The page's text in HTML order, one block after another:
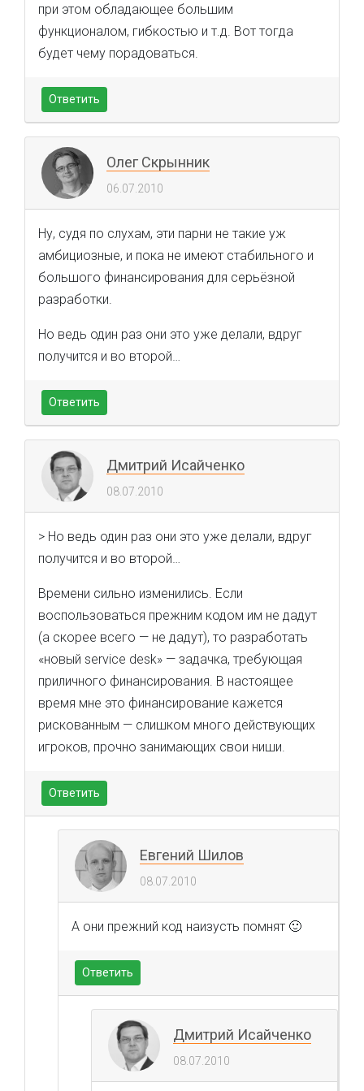
при этом обладающее большим
функционалом, гибкостью и т.д. Вот тогда
будет чему порадоваться.
Ответить
Олег Скрынник
06.07.2010
Ну, судя по слухам, эти парни не такие уж
амбициозные, и пока не имеют стабильного и
большого финансирования для серьёзной
разработки.
Но ведь один раз они это уже делали, вдруг
получится и во второй…
Ответить
Дмитрий Исайченко
08.07.2010
> Но ведь один раз они это уже делали, вдруг
получится и во второй…
Времени сильно изменились. Если
воспользоваться прежним кодом им не дадут
(а скорее всего — не дадут), то разработать
«новый service desk» — задачка, требующая
приличного финансирования. В настоящее
время мне это финансирование кажется
рискованным — слишком много действующих
игроков, прочно занимающих свои ниши.
Ответить
Евгений Шилов
08.07.2010
А они прежний код наизусть помнят 🙂
Ответить
Дмитрий Исайченко
08.07.2010